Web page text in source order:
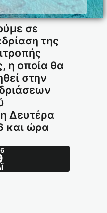
σε
της
η οποία θα
στην
Δευτέρα
και ώρα